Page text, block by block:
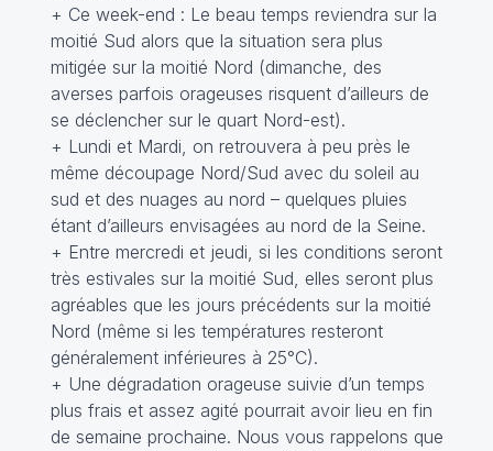
+ Ce week-end : Le beau temps reviendra sur la
moitié Sud alors que la situation sera plus
mitigée sur la moitié Nord (dimanche, des
averses parfois orageuses risquent d’ailleurs de
se déclencher sur le quart Nord-est).
+ Lundi et Mardi, on retrouvera à peu près le
même découpage Nord/Sud avec du soleil au
sud et des nuages au nord – quelques pluies
étant d’ailleurs envisagées au nord de la Seine.
+ Entre mercredi et jeudi, si les conditions seront
très estivales sur la moitié Sud, elles seront plus
agréables que les jours précédents sur la moitié
Nord (même si les températures resteront
généralement inférieures à 25°C).
+ Une dégradation orageuse suivie d’un temps
plus frais et assez agité pourrait avoir lieu en fin
de semaine prochaine. Nous vous rappelons que